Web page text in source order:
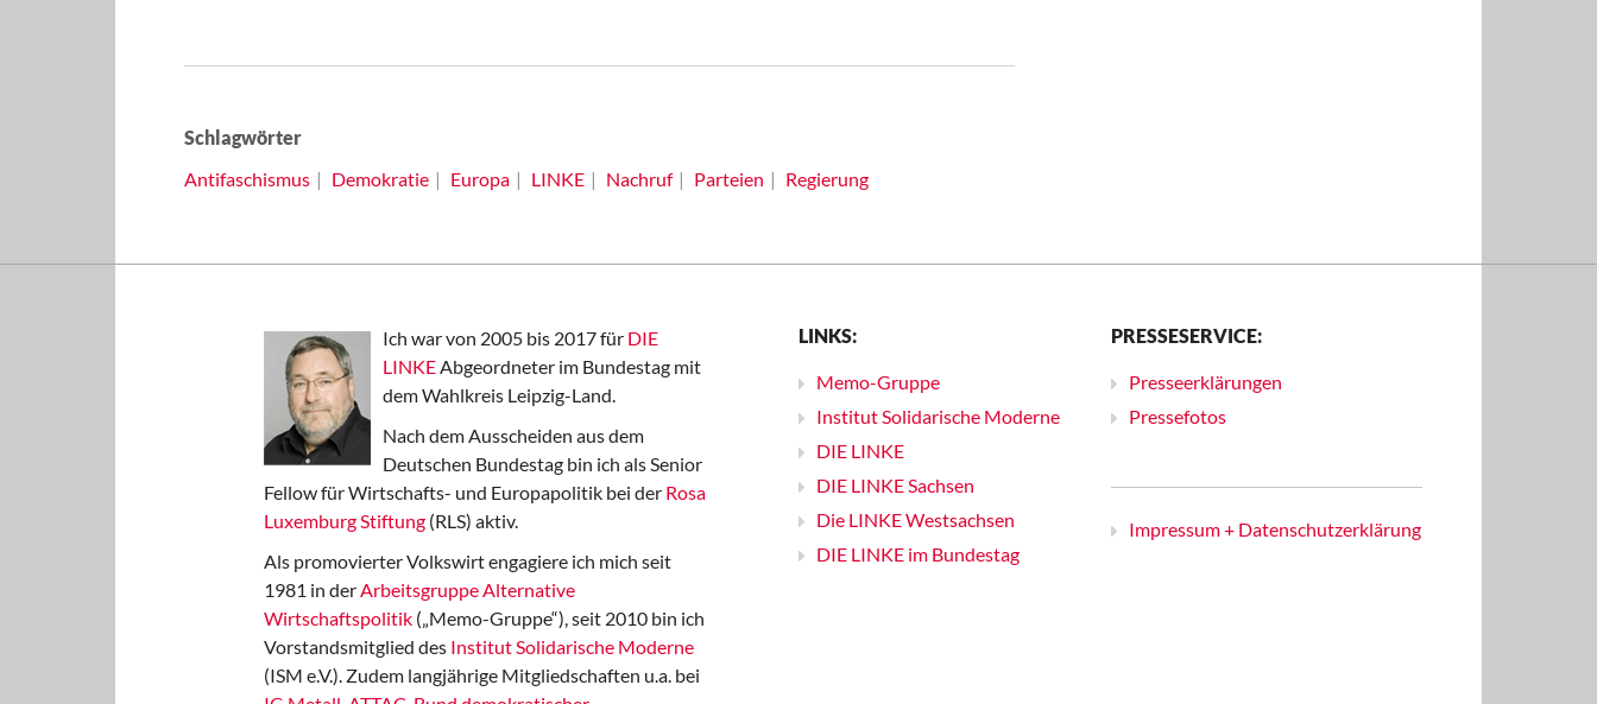
Schlagwörter
Antifaschismus
Demokratie Europa LINKE Nachruf Parteien Regierung
Ich war von 2005 bis 2017 für DIE
LINKEAbgeordneter im Bundestag mit
dem Wahlkreis Leipzig-Land.
Nach dem Ausscheiden aus dem
Deutschen Bundestag bin ich als Senior
Fellow für Wirtschafts- und Europapolitik bei der Rosa
Luxemburg Stiftung (RLS) aktiv.
Als promovierter Volkswirt engagiere ich mich seit
1981 in derArbeitsgruppe Alternative
Wirtschaftspolitik („Memo-Gruppe“), seit 2010 bin ich
Vorstandsmitglied des Institut Solidarische Moderne
(ISM e.V.). Zudem langjährige Mitgliedschaften u.a. bei
LINKS:
Memo-Gruppe
Institut Solidarische Moderne
DIE LINKE
DIE LINKE Sachsen
Die LINKE Westsachsen
DIE LINKE im Bundestag
PRESSESERVICE:
Presseerklärungen
Pressefotos
Impressum + Datenschutzerklärung